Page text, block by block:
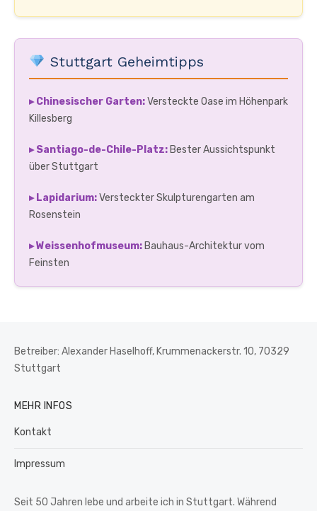
Stuttgart Geheimtipps
▸ Chinesischer Garten:Versteckte Oase im Höhenpark
Killesberg
▸ Santiago-de-Chile-Platz: Bester Aussichtspunkt
über Stuttgart
▸ Lapidarium:Versteckter Skulpturengarten am
Rosenstein
▸ Weissenhofmuseum: Bauhaus-Architektur vom
Feinsten
Betreiber: Alexander Haselhoff, Krummenackerstr. 10, 70329
Stuttgart
MEHR INFOS
Kontakt
Impressum
Seit 50 Jahren lebe und arbeite ich in Stuttgart. Während